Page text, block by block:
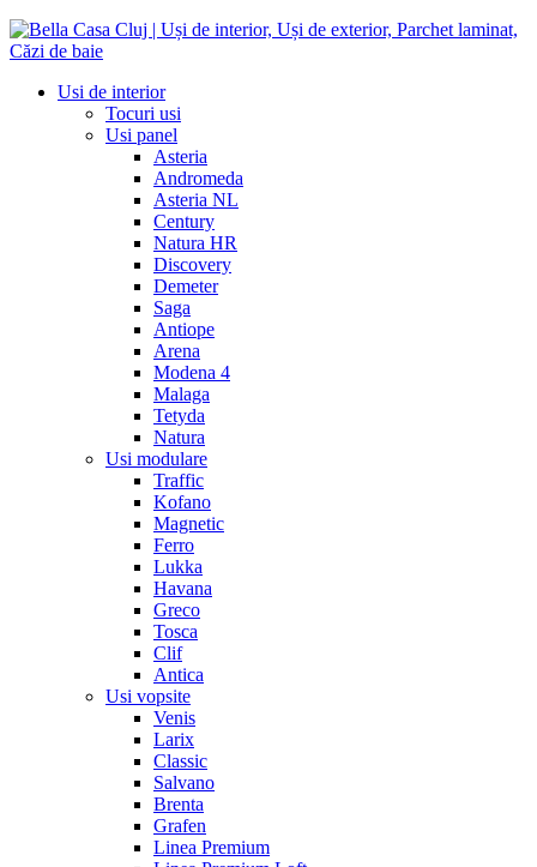
Usi de interior
Tocuri usi
Usi panel
Asteria
Andromeda
Asteria NL
Century
Natura HR
Discovery
Demeter
Saga
Antiope
Arena
Modena 4
Malaga
Tetyda
Natura
Usi modulare
Traffic
Kofano
Magnetic
Ferro
Lukka
Havana
Greco
Tosca
Clif
Antica
Usi vopsite
Venis
Larix
Classic
Salvano
Brenta
Grafen
Linea Premium